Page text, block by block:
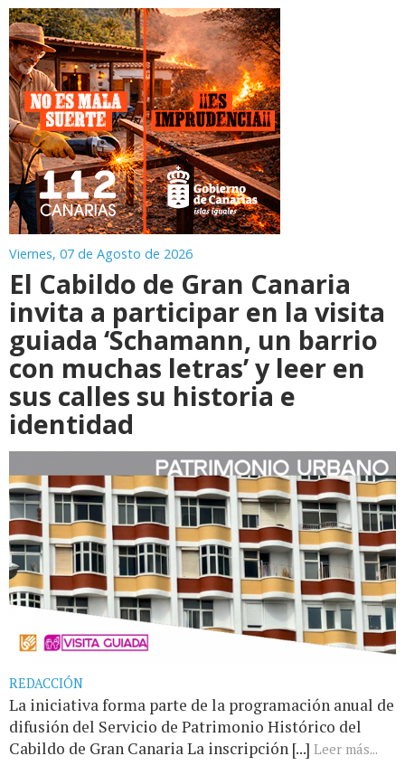
Viernes, 07 de Agosto de 2026
El Cabildo de Gran Canaria
invita a participar en la visita
guiada ‘Schamann, un barrio
con muchas letras’ y leer en
sus calles su historia e
identidad
REDACCIÓN
La iniciativa forma parte de la programación anual de
difusión del Servicio de Patrimonio Histórico del
Cabildo de Gran Canaria La inscripción [...] Leer más...